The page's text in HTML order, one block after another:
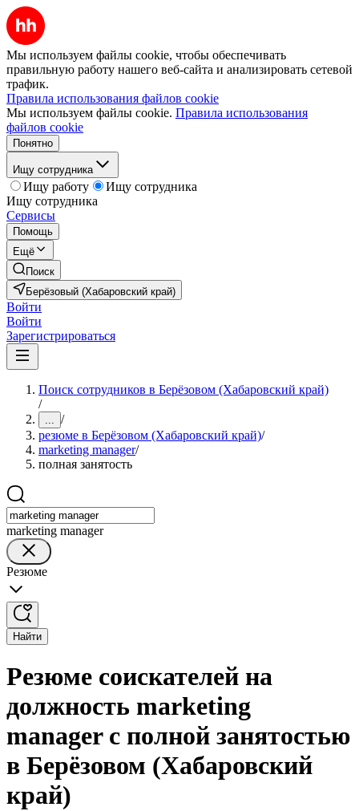
Мы используем файлы cookie, чтобы обеспечивать
правильную работу нашего веб-сайта и анализировать сетевой
трафик.
Правила использования файлов cookie
Мы используем файлы cookie. Правила использования
файлов cookie
Понятно
Ищу сотрудника
Ищу работу
Ищу сотрудника
Ищу сотрудника
Сервисы
Помощь
Ещё
Поиск
Берёзовый (Хабаровский край)
Войти
Войти
Зарегистрироваться
Поиск сотрудников в Берёзовом (Хабаровский край)
/
... /
резюме в Берёзовом (Хабаровский край)/
marketing manager/
полная занятость
marketing manager
Резюме
Найти
Резюме соискателей на
должность marketing
manager с полной занятостью
в Берёзовом (Хабаровский
край)